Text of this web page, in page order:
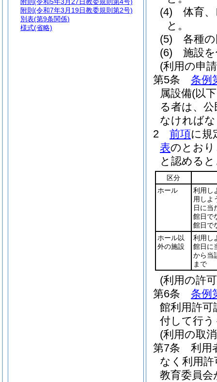
(4)
体育
と。
(5)
各種
(6)
施設
(利用の申
第5条
条例
属設備(以
る者は、
なければ
2
前項に規
表のとお
と認める
区分
ホール
利用し
用しよ
日に当
館日で
館日で
ホール以
外の施設
利用し
館日に
から当
まで
(利用の許
第6条
条例
館利用許可
付して行
(利用の取
第7条
利用
なく利用
教育委員
附則 (令和7年3月19日教委規則第2号)
別表(第9条関係)
様式(省略)